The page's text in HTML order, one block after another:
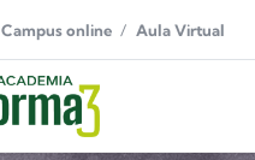
Campus online Aula Virtual